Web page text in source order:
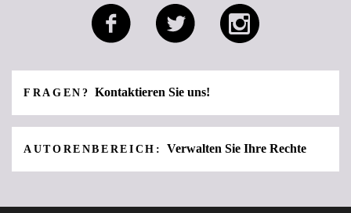
FRAGEN?Kontaktieren Sie uns!
AUTORENBEREICH: Verwalten Sie Ihre Rechte